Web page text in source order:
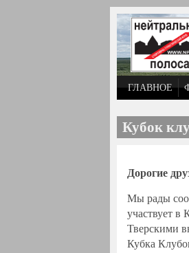
Перейти к основному содержанию
ГЛАВНОЕ
Кубок
Дорогие
Мы рады
участвует
Тверскими
Кубка